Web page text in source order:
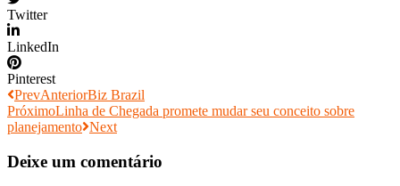
Twitter
LinkedIn
Pinterest
PrevAnteriorBiz Brazil
PróximoLinha de Chegada promete mudar seu conceito sobre
planejamento Next
Deixe um comentário